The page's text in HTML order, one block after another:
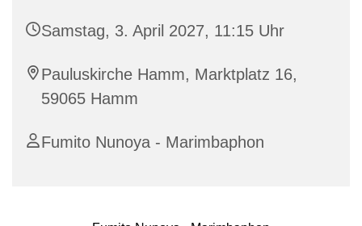
Samstag, 3. April 2027, 11:15 Uhr
Pauluskirche Hamm, Marktplatz 16,
59065 Hamm
Fumito Nunoya - Marimbaphon